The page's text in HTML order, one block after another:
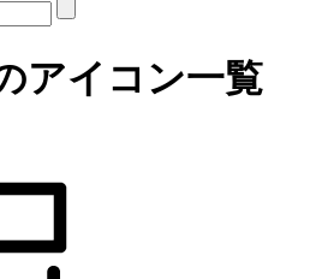
アイコン一覧